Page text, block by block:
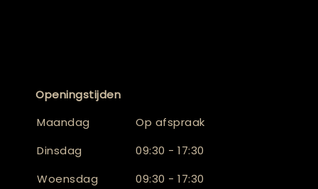
Openingstijden
Maandag
Op afspraak
Dinsdag
09:30 - 17:30
Woensdag
09:30 - 17:30